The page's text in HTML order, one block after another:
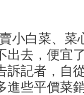
白菜、菜
出去，便宜
訴記者，自
進些平價菜